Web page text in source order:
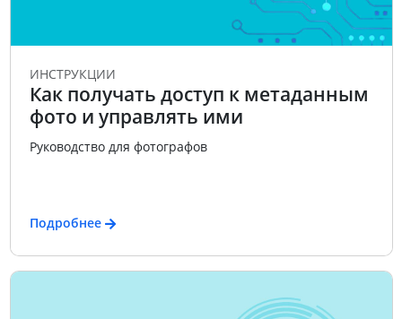
ИНСТРУКЦИИ
Как получать доступ к метаданным
фото и управлять ими
Руководство для фотографов
Подробнее